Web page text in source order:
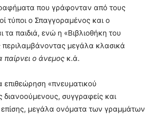
που γράφονταν από τους
τύποι ο Σπαγγοραμένος και ο
παιδιά, ενώ η «Βιβλιοθήκη του
μεγάλα κλασικά
παίρνει ο άνεμος κ.ά.
επιθεώρηση «πνευματικού
διανοούμενους, συγγραφείς και
μεγάλα ονόματα των γραμμάτων